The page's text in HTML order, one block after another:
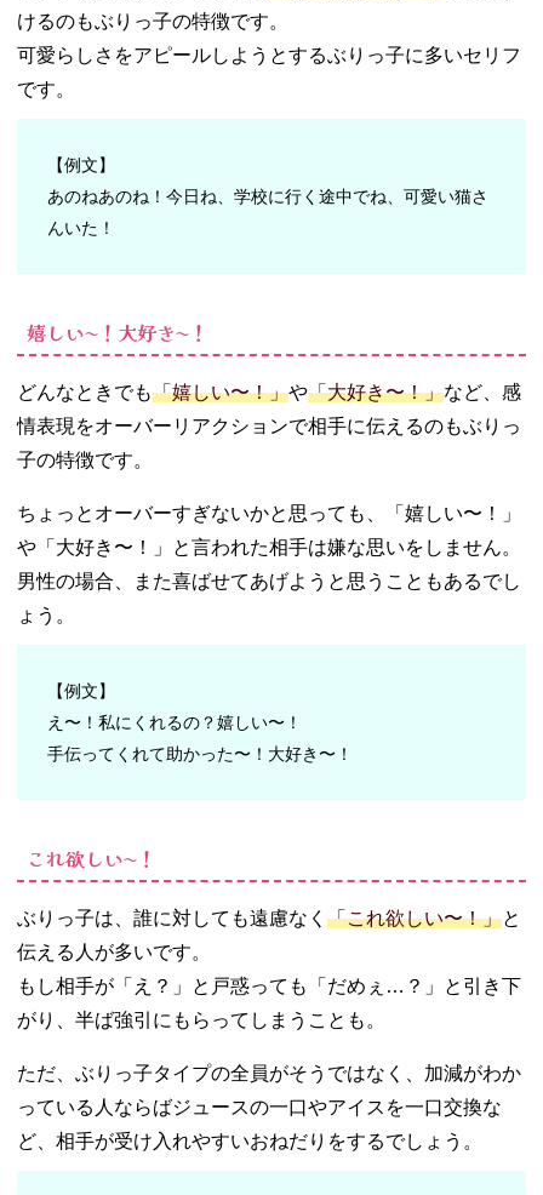
けるのもぶりっ子の特徴です。
可愛らしさをアピールしようとするぶりっ子に多いセリフ
です。
【例文】
あのねあのね！今日ね、学校に行く途中でね、可愛い猫さ
んいた！
嬉しい〜！大好き〜！
どんなときでも「嬉しい〜！」や「大好き〜！」など、感
情表現をオーバーリアクションで相手に伝えるのもぶりっ
子の特徴です。
ちょっとオーバーすぎないかと思っても、「嬉しい〜！」
や「大好き〜！」と言われた相手は嫌な思いをしません。
男性の場合、また喜ばせてあげようと思うこともあるでし
ょう。
【例文】
え〜！私にくれるの？嬉しい〜！
手伝ってくれて助かった〜！大好き〜！
これ欲しい〜！
ぶりっ子は、誰に対しても遠慮なく 「これ欲しい〜！」と
伝える人が多いです。
もし相手が「え？」と戸惑っても「だめぇ…？」と引き下
がり、半ば強引にもらってしまうことも。
ただ、ぶりっ子タイプの全員がそうではなく、加減がわか
っている人ならばジュースの一口やアイスを一口交換な
ど、相手が受け入れやすいおねだりをするでしょう。